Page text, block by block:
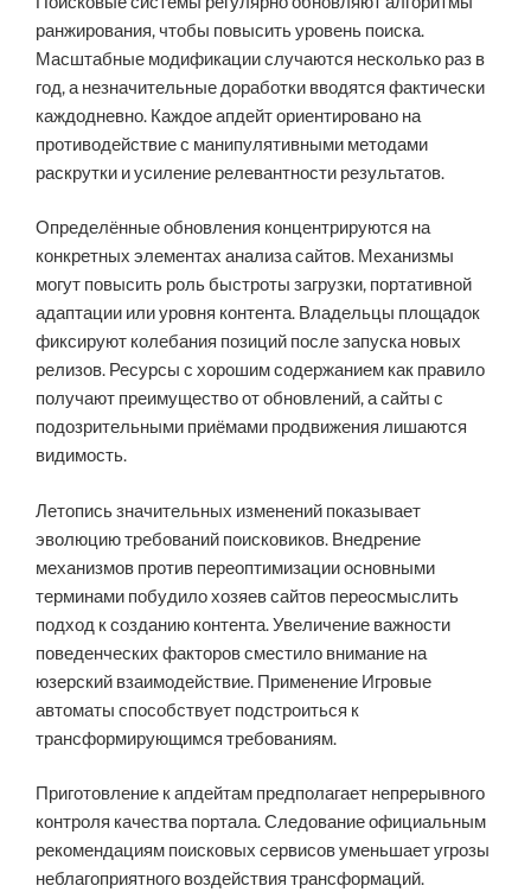
ранжирования, чтобы повысить уровень поиска.
Масштабные модификации случаются несколько раз в
год, а незначительные доработки вводятся фактически
каждодневно. Каждое апдейт ориентировано на
противодействие с манипулятивными методами
раскрутки и усиление релевантности результатов.
Определённые обновления концентрируются на
конкретных элементах анализа сайтов. Механизмы
могут повысить роль быстроты загрузки, портативной
адаптации или уровня контента. Владельцы площадок
фиксируют колебания позиций после запуска новых
релизов. Ресурсы с хорошим содержанием как правило
получают преимущество от обновлений, а сайты с
подозрительными приёмами продвижения лишаются
видимость.
Летопись значительных изменений показывает
эволюцию требований поисковиков. Внедрение
механизмов против переоптимизации основными
терминами побудило хозяев сайтов переосмыслить
подход к созданию контента. Увеличение важности
поведенческих факторов сместило внимание на
юзерский взаимодействие. Применение Игровые
автоматы способствует подстроиться к
трансформирующимся требованиям.
Приготовление к апдейтам предполагает непрерывного
контроля качества портала. Следование официальным
рекомендациям поисковых сервисов уменьшает угрозы
неблагоприятного воздействия трансформаций.